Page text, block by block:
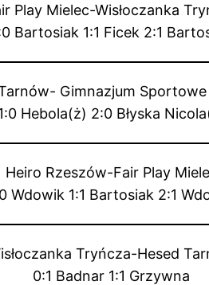
Play Mielec-Wisłoczanka
Bartosiak 1:1 Ficek 2:1
Gimnazjum
Hebola(ż) 2:0 Błyska
Heiro Rzeszów-Fair Play
Wdowik 1:1 Bartosiak 2:1
Tryńcza-Hesed
0:1 Badnar 1:1 Grzywna